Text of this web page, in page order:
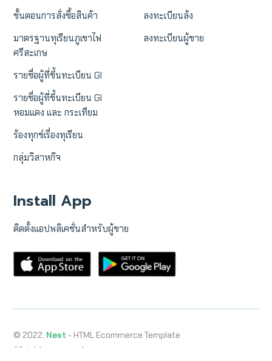
ขั้นตอนการสั่งซื้อสินค้า
มาตรฐานทุเรียนภูเขาไฟ
ศรีสะเกษ
รายชื่อผู้ที่ขึ้นทะเบียน GI
รายชื่อผู้ที่ขึ้นทะเบียน GI
หอมแดง และ กระเทียม
ร้องทุกข์เรื่องทุเรียน
กลุ่มวิสาหกิจ
ลงทะเบียนล้ง
ลงทะเบียนผู้ขาย
Install App
ติดตั้งแอปพลิเคชั่นสำหรับผู้ขาย
© 2022, Nest - HTML Ecommerce Template
All rights reserved